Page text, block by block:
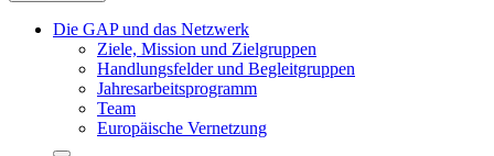
Die GAP und das Netzwerk
Ziele, Mission und Zielgruppen
Handlungsfelder und Begleitgruppen
Jahresarbeitsprogramm
Team
Europäische Vernetzung